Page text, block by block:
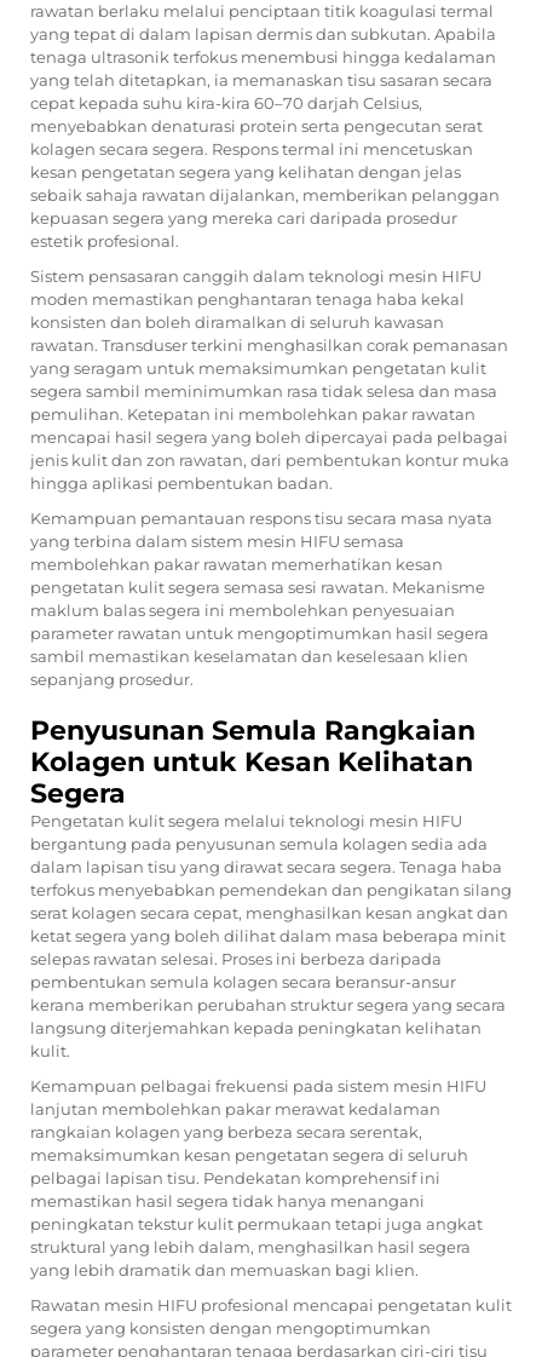
rawatan berlaku melalui penciptaan titik koagulasi termal
yang tepat di dalam lapisan dermis dan subkutan. Apabila
tenaga ultrasonik terfokus menembusi hingga kedalaman
yang telah ditetapkan, ia memanaskan tisu sasaran secara
cepat kepada suhu kira-kira 60–70 darjah Celsius,
menyebabkan denaturasi protein serta pengecutan serat
kolagen secara segera. Respons termal ini mencetuskan
kesan pengetatan segera yang kelihatan dengan jelas
sebaik sahaja rawatan dijalankan, memberikan pelanggan
kepuasan segera yang mereka cari daripada prosedur
estetik profesional.
Sistem pensasaran canggih dalam teknologi mesin HIFU
moden memastikan penghantaran tenaga haba kekal
konsisten dan boleh diramalkan di seluruh kawasan
rawatan. Transduser terkini menghasilkan corak pemanasan
yang seragam untuk memaksimumkan pengetatan kulit
segera sambil meminimumkan rasa tidak selesa dan masa
pemulihan. Ketepatan ini membolehkan pakar rawatan
mencapai hasil segera yang boleh dipercayai pada pelbagai
jenis kulit dan zon rawatan, dari pembentukan kontur muka
hingga aplikasi pembentukan badan.
Kemampuan pemantauan respons tisu secara masa nyata
yang terbina dalam sistem mesin HIFU semasa
membolehkan pakar rawatan memerhatikan kesan
pengetatan kulit segera semasa sesi rawatan. Mekanisme
maklum balas segera ini membolehkan penyesuaian
parameter rawatan untuk mengoptimumkan hasil segera
sambil memastikan keselamatan dan keselesaan klien
sepanjang prosedur.
Penyusunan Semula Rangkaian
Kolagen untuk Kesan Kelihatan
Segera
Pengetatan kulit segera melalui teknologi mesin HIFU
bergantung pada penyusunan semula kolagen sedia ada
dalam lapisan tisu yang dirawat secara segera. Tenaga haba
terfokus menyebabkan pemendekan dan pengikatan silang
serat kolagen secara cepat, menghasilkan kesan angkat dan
ketat segera yang boleh dilihat dalam masa beberapa minit
selepas rawatan selesai. Proses ini berbeza daripada
pembentukan semula kolagen secara beransur-ansur
kerana memberikan perubahan struktur segera yang secara
langsung diterjemahkan kepada peningkatan kelihatan
kulit.
Kemampuan pelbagai frekuensi pada sistem mesin HIFU
lanjutan membolehkan pakar merawat kedalaman
rangkaian kolagen yang berbeza secara serentak,
memaksimumkan kesan pengetatan segera di seluruh
pelbagai lapisan tisu. Pendekatan komprehensif ini
memastikan hasil segera tidak hanya menangani
peningkatan tekstur kulit permukaan tetapi juga angkat
struktural yang lebih dalam, menghasilkan hasil segera
yang lebih dramatik dan memuaskan bagi klien.
Rawatan mesin HIFU profesional mencapai pengetatan kulit
segera yang konsisten dengan mengoptimumkan
parameter penghantaran tenaga berdasarkan ciri-ciri tisu